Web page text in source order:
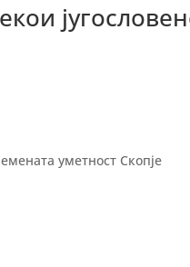
уметност Скопје